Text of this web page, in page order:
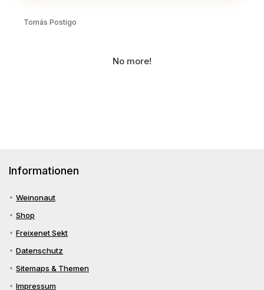
Tomás Postigo
No more!
Informationen
Weinonaut
Shop
Freixenet Sekt
Datenschutz
Sitemaps & Themen
Impressum